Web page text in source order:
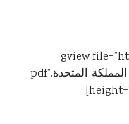
[gview
content/uploads/2015/12/سياسة-المملكة-المتحدة.pdf”